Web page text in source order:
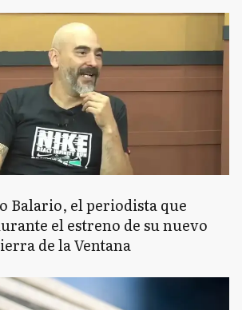
Balario, el periodista que
el estreno de su nuevo
de la Ventana